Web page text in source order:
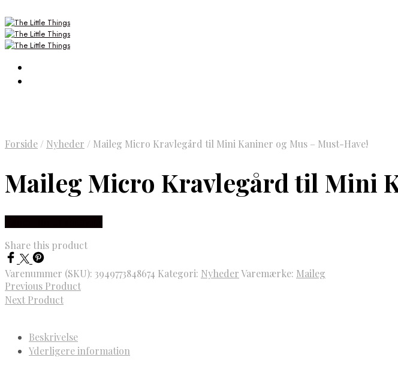
Forside / Nyheder / Maileg Micro Kravlegård til Mini Kaniner og Mus – Must-Have!
Maileg Micro Kravlegård til Mini
Share this product
Varenummer (SKU): 3949773848674 Kategori: NyhederVaremærke: Maileg
Previous Product
Next Product
Beskrivelse
Yderligere information